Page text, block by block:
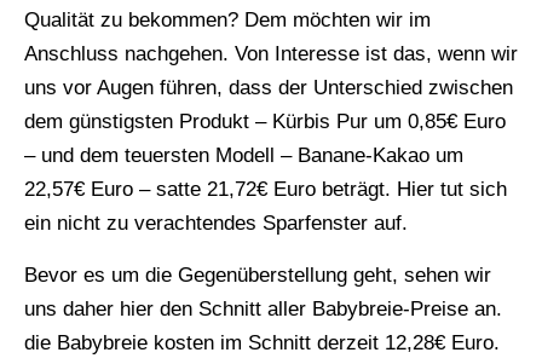
Qualität zu bekommen? Dem möchten wir im
Anschluss nachgehen. Von Interesse ist das, wenn wir
uns vor Augen führen, dass der Unterschied zwischen
dem günstigsten Produkt – Kürbis Pur um 0,85€ Euro
– und dem teuersten Modell – Banane-Kakao um
22,57€ Euro – satte 21,72€ Euro beträgt. Hier tut sich
ein nicht zu verachtendes Sparfenster auf.
Bevor es um die Gegenüberstellung geht, sehen wir
uns daher hier den Schnitt aller Babybreie-Preise an.
die Babybreie kosten im Schnitt derzeit 12,28€ Euro.